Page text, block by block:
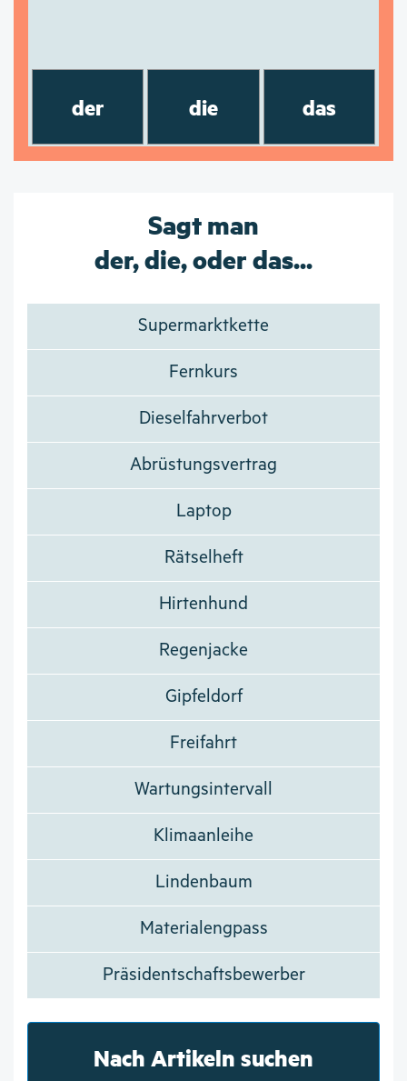
der die das
Sagt man
der, die, oder das...
Supermarktkette
Fernkurs
Dieselfahrverbot
Abrüstungsvertrag
Laptop
Rätselheft
Hirtenhund
Regenjacke
Gipfeldorf
Freifahrt
Wartungsintervall
Klimaanleihe
Lindenbaum
Materialengpass
Präsidentschaftsbewerber
Nach Artikeln suchen